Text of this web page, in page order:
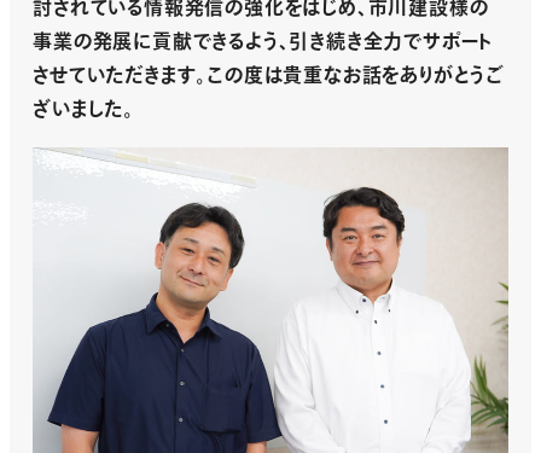
討されている情報発信の強化をはじめ、市川建設様の
事業の発展に貢献できるよう、引き続き全力でサポート
させていただきます。この度は貴重なお話をありがとうご
ざいました。